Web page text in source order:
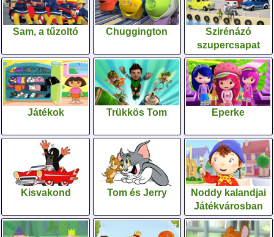
Sam, a tűzoltó Chuggington
Szirénázó
szupercsapat
Játékok Trükkös Tom Eperke
Kisvakond Tom és Jerry
Noddy kalandjai
Játékvárosban